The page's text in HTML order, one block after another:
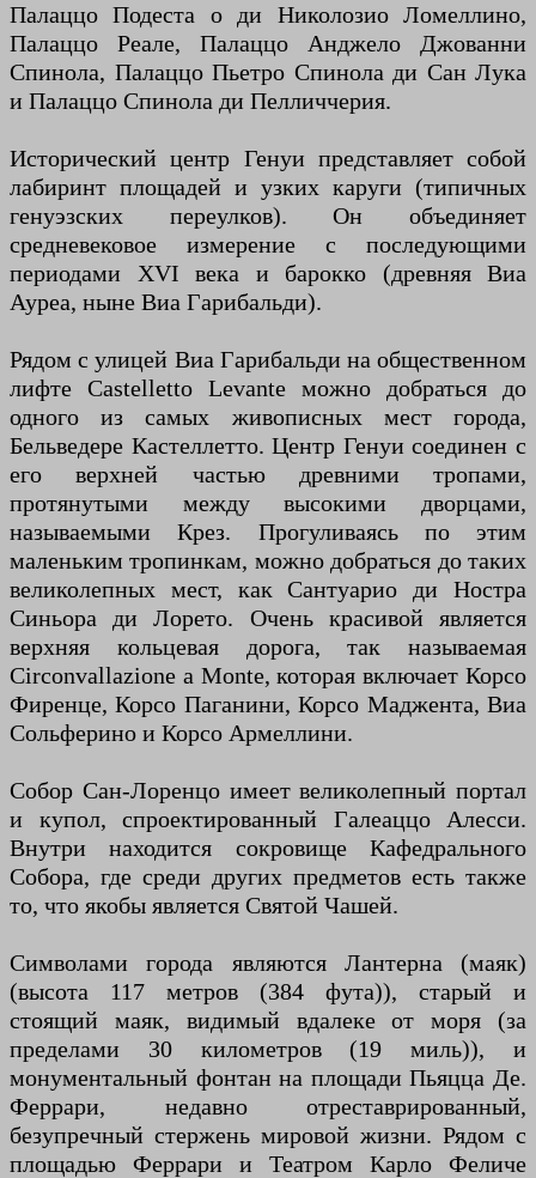
Палаццо Подеста о ди Николозио Ломеллино,
Палаццо Реале, Палаццо Анджело Джованни
Спинола, Палаццо Пьетро Спинола ди Сан Лука
и Палаццо Спинола ди Пелличчерия.
Исторический центр Генуи представляет собой
лабиринт площадей и узких каруги (типичных
генуэзских переулков). Он объединяет
средневековое измерение с последующими
периодами XVI века и барокко (древняя Виа
Ауреа, ныне Виа Гарибальди).
Рядом с улицей Виа Гарибальди на общественном
лифте Castelletto Levante можно добраться до
одного из самых живописных мест города,
Бельведере Кастеллетто. Центр Генуи соединен с
его верхней частью древними тропами,
протянутыми между высокими дворцами,
называемыми Крез. Прогуливаясь по этим
маленьким тропинкам, можно добраться до таких
великолепных мест, как Сантуарио ди Ностра
Синьора ди Лорето. Очень красивой является
верхняя кольцевая дорога, так называемая
Circonvallazione a Monte, которая включает Корсо
Фиренце, Корсо Паганини, Корсо Маджента, Виа
Сольферино и Корсо Армеллини.
Собор Сан-Лоренцо имеет великолепный портал
и купол, спроектированный Галеаццо Алесси.
Внутри находится сокровище Кафедрального
Собора, где среди других предметов есть также
то, что якобы является Святой Чашей.
Символами города являются Лантерна (маяк)
(высота 117 метров (384 фута)), старый и
стоящий маяк, видимый вдалеке от моря (за
пределами 30 километров (19 миль)), и
монументальный фонтан на площади Пьяцца Де.
Феррари, недавно отреставрированный,
безупречный стержень мировой жизни. Рядом с
площадью Феррари и Театром Карло Феличе